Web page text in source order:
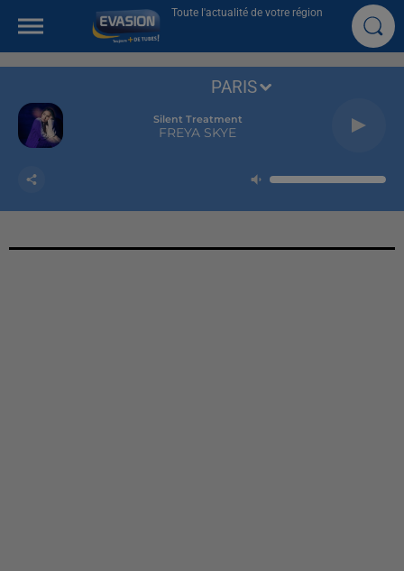
Toute l'actualité de votre région
Silent Treatment
FREYA SKYE
PARIS